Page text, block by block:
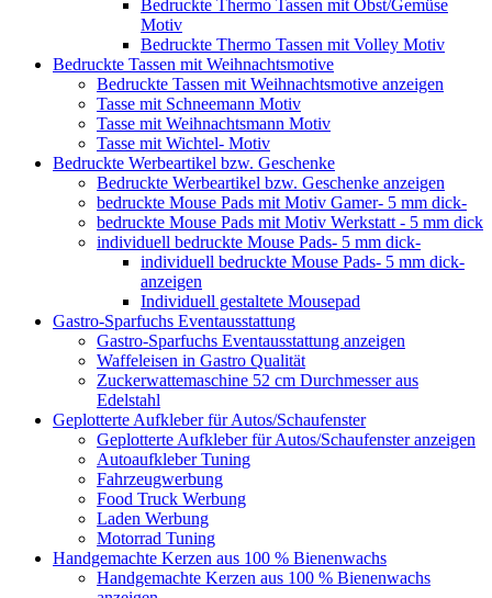
Bedruckte Thermo Tassen mit Obst/Gemüse
Motiv
Bedruckte Thermo Tassen mit Volley Motiv
Bedruckte Tassen mit Weihnachtsmotive
Bedruckte Tassen mit Weihnachtsmotive anzeigen
Tasse mit Schneemann Motiv
Tasse mit Weihnachtsmann Motiv
Tasse mit Wichtel- Motiv
Bedruckte Werbeartikel bzw. Geschenke
Bedruckte Werbeartikel bzw. Geschenke anzeigen
bedruckte Mouse Pads mit Motiv Gamer- 5 mm dick-
bedruckte Mouse Pads mit Motiv Werkstatt - 5 mm dick
individuell bedruckte Mouse Pads- 5 mm dick-
individuell bedruckte Mouse Pads- 5 mm dick-
anzeigen
Individuell gestaltete Mousepad
Gastro-Sparfuchs Eventausstattung
Gastro-Sparfuchs Eventausstattung anzeigen
Waffeleisen in Gastro Qualität
Zuckerwattemaschine 52 cm Durchmesser aus
Edelstahl
Geplotterte Aufkleber für Autos/Schaufenster
Geplotterte Aufkleber für Autos/Schaufenster anzeigen
Autoaufkleber Tuning
Fahrzeugwerbung
Food Truck Werbung
Laden Werbung
Motorrad Tuning
Handgemachte Kerzen aus 100 % Bienenwachs
Handgemachte Kerzen aus 100 % Bienenwachs